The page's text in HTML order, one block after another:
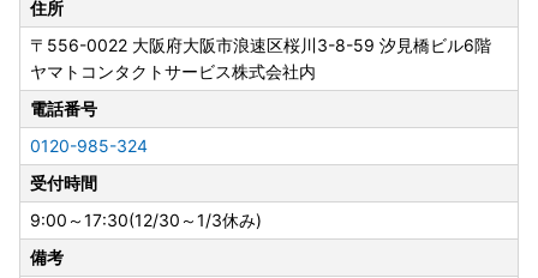
寄附の申込の際に、ワンストップ特例申請を「希望する」と
されたかたへ受領証明書と一緒に申請書をお送りしておりま
す。
年末に寄附をされた場合、送付が申請期日に間に合わない可
能性が高いため、お急ぎの場合は下記大河原町ホームページ
をご確認いただき、オンライン申請をご利用いただくか、ご
自身で様式をダウンロード・印刷し手続きいただきますよう
お願いいたします。提出の際はマイナンバー確認書類・本人
確認書類の添付漏れにご注意ください。
住所
〒556-0022 大阪府大阪市浪速区桜川3-8-59 汐見橋ビル6階
ヤマトコンタクトサービス株式会社内
電話番号
0120-985-324
受付時間
9:00～17:30(12/30～1/3休み)
備考